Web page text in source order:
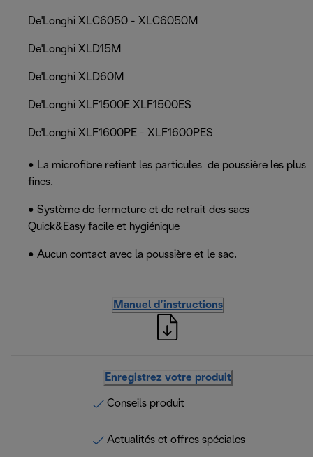
De'Longhi XLC6050 - XLC6050M
De'Longhi XLD15M
De'Longhi XLD60M
De'Longhi XLF1500E XLF1500ES
De'Longhi XLF1600PE - XLF1600PES
• La microfibre retient les particules de poussière les plus
fines.
• Système de fermeture et de retrait des sacs
Quick&Easy facile et hygiénique
• Aucun contact avec la poussière et le sac.
Manuel d’instructions
Enregistrez votre produit
Conseils produit
Actualités et offres spéciales